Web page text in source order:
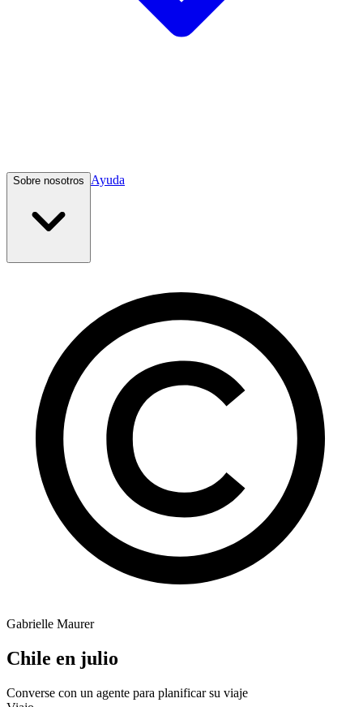
Sobre nosotros Ayuda
Gabrielle Maurer
Chile en julio
Converse con un agente para planificar su viaje